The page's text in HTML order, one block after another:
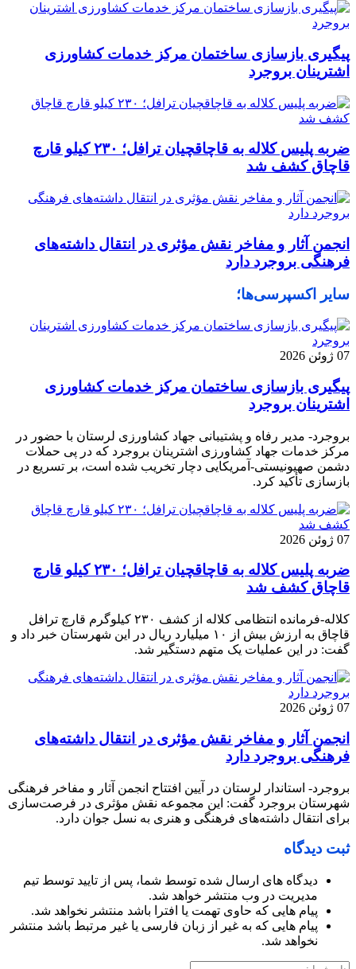
پیگیری بازسازی ساختمان مرکز خدمات کشاورزی
اشترینان بروجرد
ضربه پلیس کلاله به قاچاقچیان ترافل؛ ۲۳۰ کیلو قارچ
قاچاق کشف شد
انجمن آثار و مفاخر نقش مؤثری در انتقال داشته‌های
فرهنگی بروجرد دارد
سایر اکسپرسی‌ها؛
07 ژوئن 2026
پیگیری بازسازی ساختمان مرکز خدمات کشاورزی
اشترینان بروجرد
بروجرد- مدیر رفاه و پشتیبانی جهاد کشاورزی لرستان با حضور در
مرکز خدمات جهاد کشاورزی اشترینان بروجرد که در پی حملات
دشمن صهیونیستی-آمریکایی دچار تخریب شده است، بر تسریع در
بازسازی تأکید کرد.
07 ژوئن 2026
ضربه پلیس کلاله به قاچاقچیان ترافل؛ ۲۳۰ کیلو قارچ
قاچاق کشف شد
کلاله-فرمانده انتظامی کلاله از کشف ۲۳۰ کیلوگرم قارچ ترافل
قاچاق به ارزش بیش از ۱۰ میلیارد ریال در این شهرستان خبر داد و
گفت: در این عملیات یک متهم دستگیر شد.
07 ژوئن 2026
انجمن آثار و مفاخر نقش مؤثری در انتقال داشته‌های
فرهنگی بروجرد دارد
بروجرد- استاندار لرستان در آیین افتتاح انجمن آثار و مفاخر فرهنگی
شهرستان بروجرد گفت: این مجموعه نقش مؤثری در فرصت‌سازی
برای انتقال داشته‌های فرهنگی و هنری به نسل جوان دارد.
ثبت دیدگاه
دیدگاه های ارسال شده توسط شما، پس از تایید توسط تیم
مدیریت در وب منتشر خواهد شد.
پیام هایی که حاوی تهمت یا افترا باشد منتشر نخواهد شد.
پیام هایی که به غیر از زبان فارسی یا غیر مرتبط باشد منتشر
نخواهد شد.